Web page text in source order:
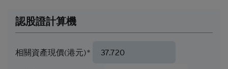
閣下可能無法收回部份或甚至全部應收款項
投資結構性產品，所依賴的是發行人的信譽。結構性
產品的價格可急升或急跌，投資者或會蒙受全盤損
的。花旗環球金融亞洲有限公司或會是結構性產品的
認股證計算機
相關資產現價(港元)*